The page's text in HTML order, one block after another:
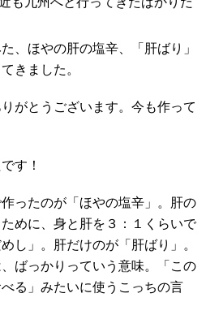
、ほやの肝の塩辛、「肝ばり」
きました。
がとうございます。今も作って
す！
ったのが「ほやの塩辛」。肝の
めに、身と肝を３：１くらいで
し」。肝だけのが「肝ばり」。
ばっかりっていう意味。「この
る」みたいに使うこっちの言